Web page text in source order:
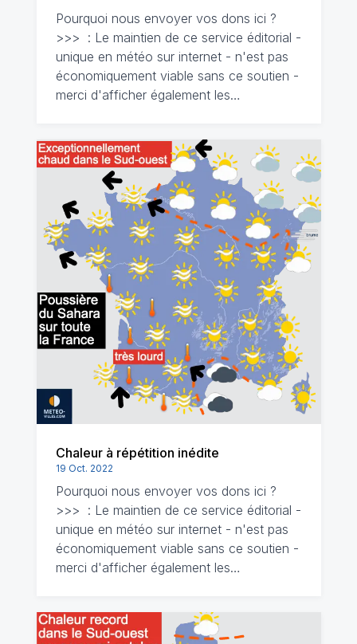
Pourquoi nous envoyer vos dons ici ?
>>> : Le maintien de ce service éditorial -
unique en météo sur internet - n'est pas
économiquement viable sans ce soutien -
merci d'afficher également les…
Chaleur à répétition inédite
19 Oct. 2022
Pourquoi nous envoyer vos dons ici ?
>>> : Le maintien de ce service éditorial -
unique en météo sur internet - n'est pas
économiquement viable sans ce soutien -
merci d'afficher également les…